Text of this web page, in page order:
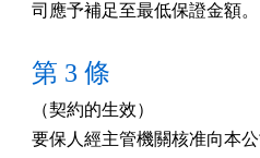
司應予補足至最低保證金額。
第 3 條
（契約的生效）
要保人經主管機關核准向本